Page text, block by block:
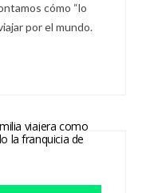
cómo “lo
por el mundo.
viajera como
la franquicia de